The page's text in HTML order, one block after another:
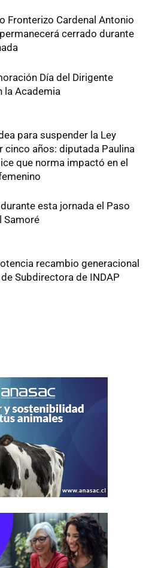
Fronterizo Cardenal Antonio
cerrado durante
Día del Dirigente
la Academia
para suspender la Ley
cinco años: diputada Paulina
que norma impactó en el
esta jornada el Paso
Samoré
recambio generacional
Subdirectora de INDAP